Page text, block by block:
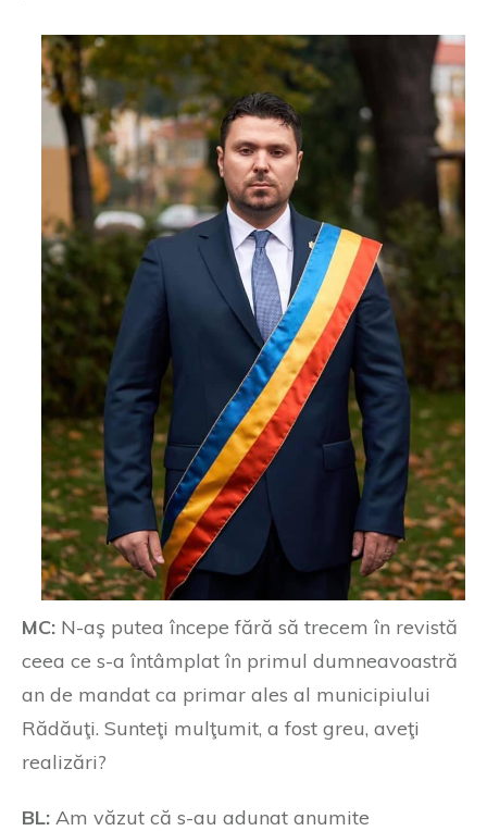
MC: N-aş putea începe fără să trecem în revistă
ceea ce s-a întâmplat în primul dumneavoastră
an de mandat ca primar ales al municipiului
Rădăuţi. Sunteţi mulţumit, a fost greu, aveţi
realizări?
BL: Am văzut că s-au adunat anumite